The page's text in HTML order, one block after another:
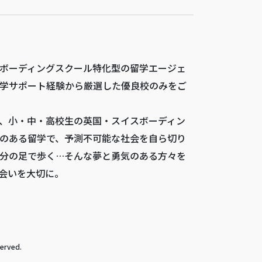
ーディングスクール特化型の留学エージェ
サポート経験から厳選した優良校のみをご
小・中・高校生の英国・スイスボーディン
ある留学で、予測不可能な社会を自ら切り
の足で歩く…そんな夢と勇気のある方々を
いを大切に。